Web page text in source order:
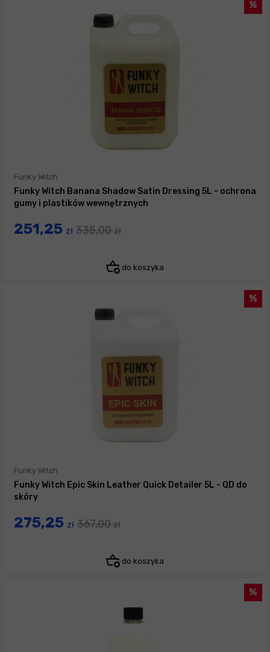
Funky Witch
Funky Witch Banana Shadow Satin Dressing 5L - ochrona
gumy i plastików wewnętrznych
251,25 zł 335,00zł
do koszyka
Funky Witch
Funky Witch Epic Skin Leather Quick Detailer 5L - QD do
skóry
275,25 zł 367,00zł
do koszyka